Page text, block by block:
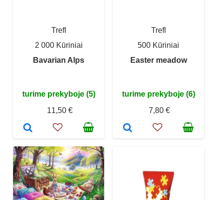
Trefl
2 000 Kūriniai
Bavarian Alps
turime prekyboje (5)
11,50 €
Trefl
500 Kūriniai
Easter meadow
turime prekyboje (6)
7,80 €